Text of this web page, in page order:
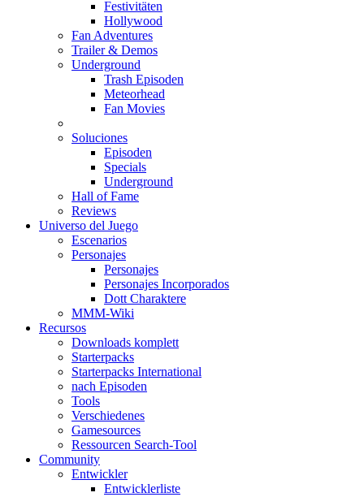
Festivitäten
Hollywood
Fan Adventures
Trailer & Demos
Underground
Trash Episoden
Meteorhead
Fan Movies
Soluciones
Episoden
Specials
Underground
Hall of Fame
Reviews
Universo del Juego
Escenarios
Personajes
Personajes
Personajes Incorporados
Dott Charaktere
MMM-Wiki
Recursos
Downloads komplett
Starterpacks
Starterpacks International
nach Episoden
Tools
Verschiedenes
Gamesources
Ressourcen Search-Tool
Community
Entwickler
Entwicklerliste